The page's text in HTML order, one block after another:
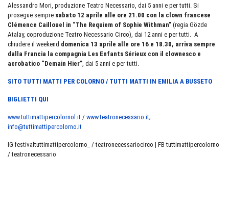
Alessandro Mori, produzione Teatro Necessario, dai 5 anni e per tutti. Si
prosegue sempre sabato 12 aprile alle ore 21.00 con la clown francese
Clémence Caillouel in “The Requiem of Sophie Withman” (regia Gözde
Atalay, coproduzione Teatro Necessario Circo), dai 12 anni e per tutti. A
chiudere il weekend domenica 13 aprile alle ore 16 e 18.30, arriva sempre
dalla Francia la compagnia Les Enfants Sérieux con il clownesco e
acrobatico “Demain Hier” , dai 5 anni e per tutti.
SITO TUTTI MATTI PER COLORNO / TUTTI MATTI IN EMILIA A BUSSETO
BIGLIETTI QUI
www.tuttimattipercolornol.it / www.teatronecessario.it;
info@tuttimattipercolorno.it
IG festivaltuttimattipercolorno_ / teatronecessariocirco | FB tuttimattipercolorno
/ teatronecessario